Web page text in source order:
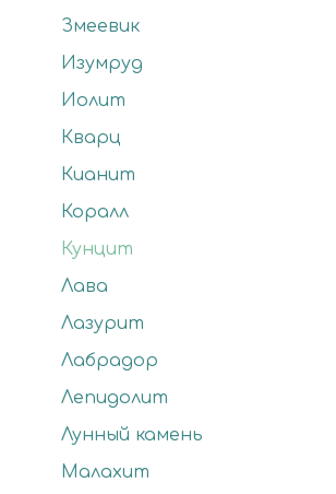
Змеевик
Изумруд
Иолит
Кварц
Кианит
Коралл
Кунцит
Лава
Лазурит
Лабрадор
Лепидолит
Лунный камень
Малахит